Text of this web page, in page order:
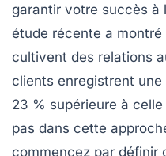
garantir votre succès à
étude récente a
cultivent des relations
clients enregistrent une
23 % supérieure à
pas dans cette
commencez par définir